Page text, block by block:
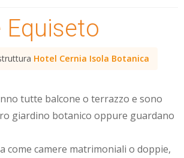
Equiseto
Hotel Cernia Isola Botanica
tutte balcone o terrazzo e sono
giardino botanico oppure guardano
come camere matrimoniali o doppie,